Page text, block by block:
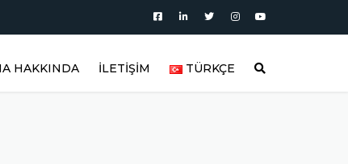
HAKKINDA İLETİŞİM TÜRKÇE